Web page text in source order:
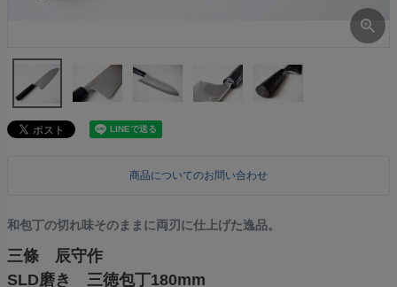
商品についてのお問い合わせ
和包丁の切れ味そのままに両刃に仕上げた逸品。
三條 辰守作
SLD磨き 三徳包丁180mm